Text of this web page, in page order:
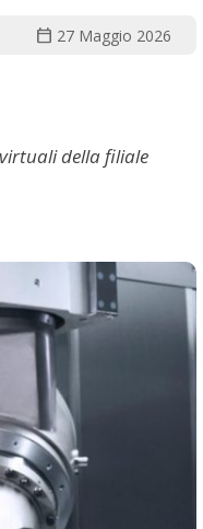
calendar_today 27 Maggio 2026
della filiale